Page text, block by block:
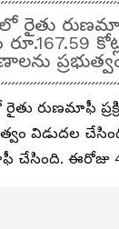
రైతు రుణమాఫీ
రూ.167.59
రుణమాఫీ
విడుదల
చేసింది. ఈరోజు